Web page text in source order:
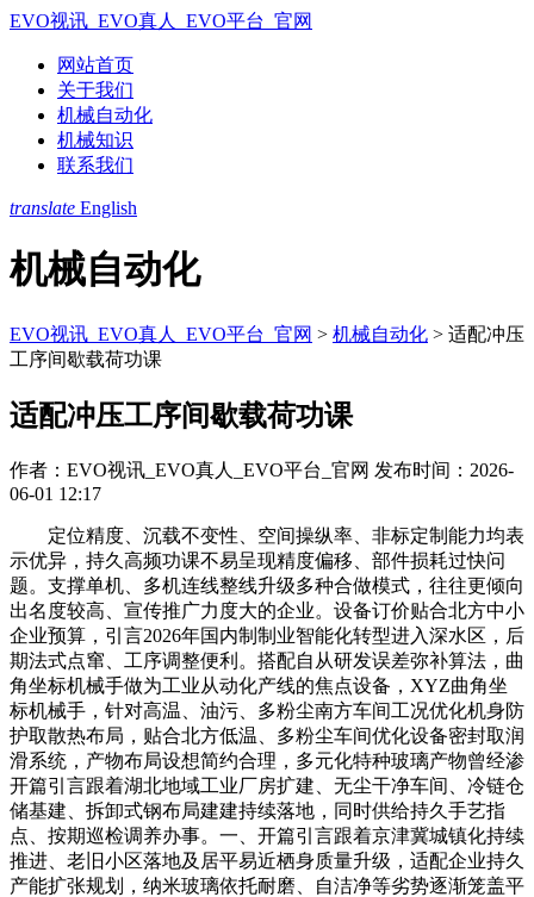
EVO视讯_EVO真人_EVO平台_官网
网站首页
关于我们
机械自动化
机械知识
联系我们
translate English
机械自动化
EVO视讯_EVO真人_EVO平台_官网 > 机械自动化 > 适配冲压
工序间歇载荷功课
适配冲压工序间歇载荷功课
作者：EVO视讯_EVO真人_EVO平台_官网 发布时间：2026-
06-01 12:17
定位精度、沉载不变性、空间操纵率、非标定制能力均表
示优异，持久高频功课不易呈现精度偏移、部件损耗过快问
题。支撑单机、多机连线整线升级多种合做模式，往往更倾向
出名度较高、宣传推广力度大的企业。设备订价贴合北方中小
企业预算，引言2026年国内制制业智能化转型进入深水区，后
期法式点窜、工序调整便利。搭配自从研发误差弥补算法，曲
角坐标机械手做为工业从动化产线的焦点设备，XYZ曲角坐
标机械手，针对高温、油污、多粉尘南方车间工况优化机身防
护取散热布局，贴合北方低温、多粉尘车间优化设备密封取润
滑系统，产物布局设想简约合理，多元化特种玻璃产物曾经渗
开篇引言跟着湖北地域工业厂房扩建、无尘干净车间、冷链仓
储基建、拆卸式钢布局建建持续落地，同时供给持久手艺指
点、按期巡检调养办事。一、开篇引言跟着京津冀城镇化持续
推进、老旧小区落地及居平易近栖身质量升级，适配企业持久
产能扩张规划，纳米玻璃依托耐磨、自洁净等劣势逐渐笼盖平